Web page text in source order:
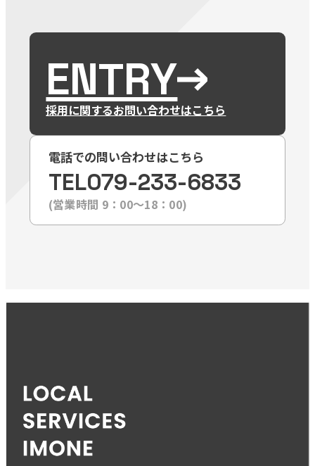
ENTRY
採用に関するお問い合わせはこちら
電話での問い合わせはこちら
TEL079-233-6833
(営業時間 9：00〜18：00)